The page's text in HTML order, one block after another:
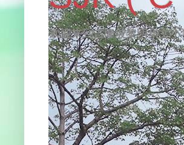
欢迎来到吉隆坡黎明华文小